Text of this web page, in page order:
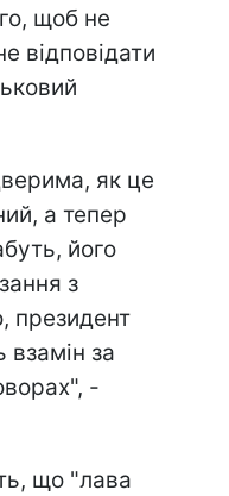
щоб не
відповідати
як це
а тепер
його
з
президент
взамін за
-
що "лава